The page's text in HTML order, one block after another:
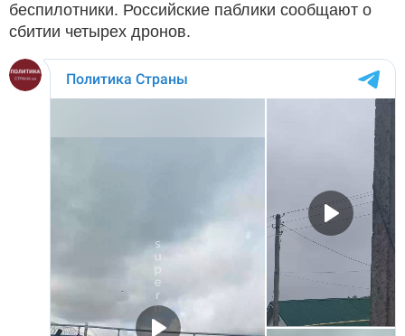
беспилотники. Российские паблики сообщают о
сбитии четырех дронов.